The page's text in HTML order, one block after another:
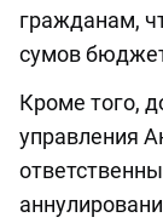
гражданам,
сумов
Кроме того,
управления